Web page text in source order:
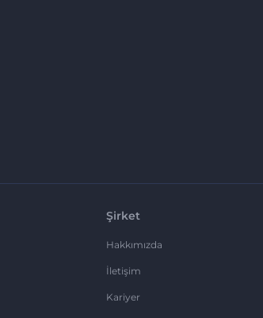
Şirket
Hakkımızda
İletişim
Kariyer